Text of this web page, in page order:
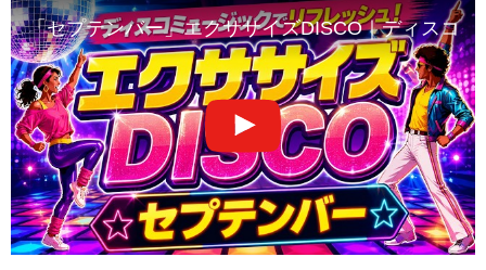
「セプテンバー」エクササイズDISCO｜ディスコ